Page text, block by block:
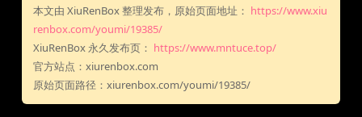
本文由 XiuRenBox 整理发布，原始页面地址： https://www.xiu
renbox.com/youmi/19385/
XiuRenBox 永久发布页： https://www.mntuce.top/
官方站点：xiurenbox.com
原始页面路径：xiurenbox.com/youmi/19385/